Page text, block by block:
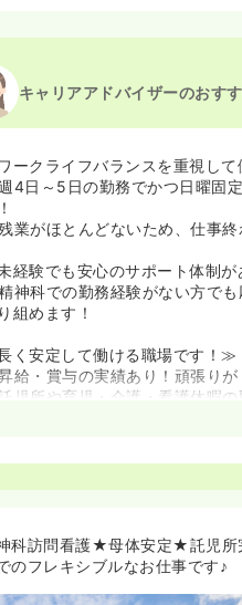
キャリアアドバイザーのおす
ークライフバランスを重視し
4日～5日の勤務でかつ日曜固
業がほとんどないため、仕事終
経験でも安心のサポート体制
神科での勤務経験がない方でも
組めます！
く安定して働ける職場です！≫
給・賞与の実績あり！頑張りが
児所や育児・介護・看護休暇の
療生協の病院なので、地域に
神科訪問看護★母体安定★託児
のフレキシブルなお仕事です♪